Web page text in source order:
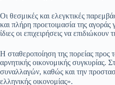
Οι θεσμικές και ελεγκτικές
και πλήρη προετοιμασία της
ίδιες οι επιχειρήσεις να
Η σταθεροποίηση της πορείας προς
αρνητικής οικονομικής συγκυρίας.
συναλλαγών, καθώς και την
ελληνικής οικονομίας».